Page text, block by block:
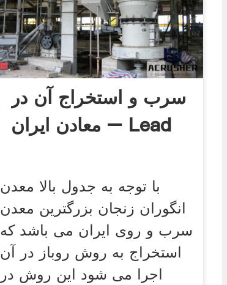
سرب و استخراج آن در
معادن ایران – Lead
با توجه به جدول بالا معدن
انگوران زنجان بزرگترین معدن
سرب و روی ایران می باشد که
استخراج به روش روباز در آن
اجرا می شود این روش در